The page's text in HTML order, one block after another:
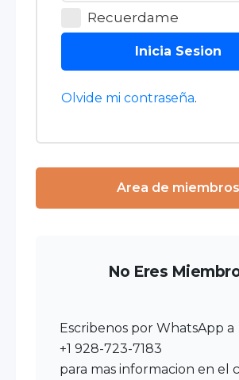
Recuerdame
Inicia Sesion
Olvide mi contraseña.
Area de miembros
No Eres
Escribenos por WhatsApp a
+1 928-723-7183
para mas informacion en el